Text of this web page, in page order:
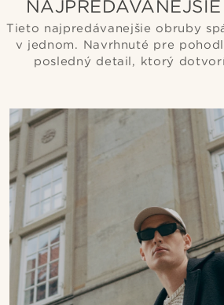
Tieto najpredávanejšie obruby
v jednom. Navrhnuté pre
posledný detail, ktorý